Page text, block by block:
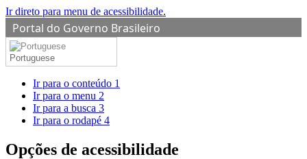
Ir direto para menu de acessibilidade.
Portal do Governo Brasileiro
Portuguese
Ir para o conteúdo 1
Ir para o menu 2
Ir para a busca 3
Ir para o rodapé 4
Opções de acessibilidade